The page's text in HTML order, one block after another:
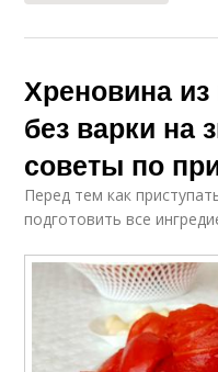
Хреновина
без варки на
советы по
Перед тем как
подготовить все